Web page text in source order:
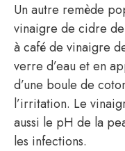
Un autre remède
vinaigre de cidre
à café de vinaigre
verre d’eau et en
d’une boule de
l’irritation. Le
aussi le pH de la
les infections.